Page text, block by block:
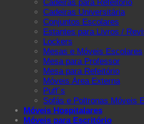
Cadeiras para Refeitório
Cadeiras Universitária
Conjuntos Escolares
Estantes para Livros /
Lockers
Mesas e Móveis Escolares
Mesa para Professor
Mesa para Refeitório
Móveis Área Externa
Puff´s
Sofás e Poltronas Móveis
Móveis Hospitalares
Móveis para Escritório